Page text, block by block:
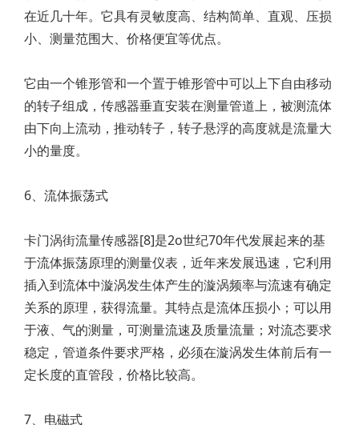
在近几十年。它具有灵敏度高、结构简单、直观、压损
小、测量范围大、价格便宜等优点。
它由一个锥形管和一个置于锥形管中可以上下自由移动
的转子组成，传感器垂直安装在测量管道上，被测流体
由下向上流动，推动转子，转子悬浮的高度就是流量大
小的量度。
6、流体振荡式
卡门涡街流量传感器[8]是2o世纪70年代发展起来的基
于流体振荡原理的测量仪表，近年来发展迅速，它利用
插入到流体中漩涡发生体产生的漩涡频率与流速有确定
关系的原理，获得流量。其特点是流体压损小；可以用
于液、气的测量，可测量流速及质量流量；对流态要求
稳定，管道条件要求严格，必须在漩涡发生体前后有一
定长度的直管段，价格比较高。
7、电磁式